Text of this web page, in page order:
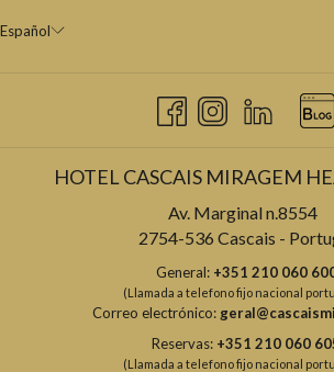
Español
HOTEL CASCAIS MIRAGEM
Av. Marginal n.8554
2754-536 Cascais -
General: +351 210 060
(Llamada a telefono fijo nacional
Correo electrónico:
Reservas: +351 210 060
(Llamada a telefono fijo nacional